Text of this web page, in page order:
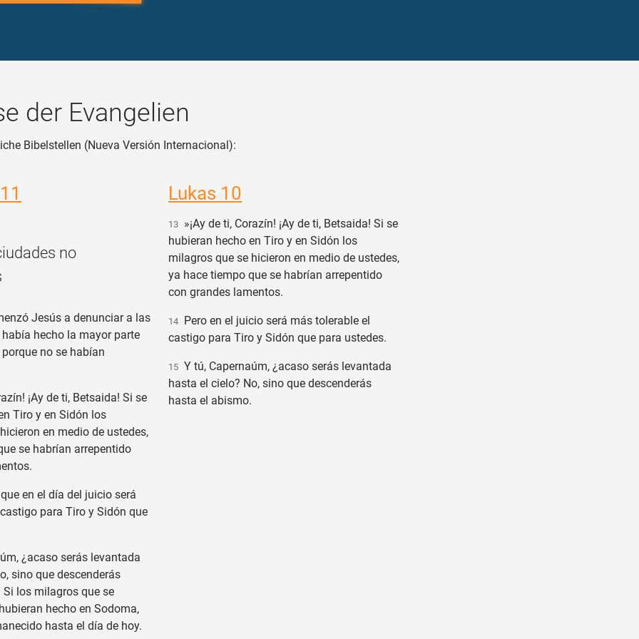
der Evangelien
Bibelstellen (Nueva Versión Internacional):
no
Jesús a denunciar a las
hecho la mayor parte
no se habían
¡Ay de ti, Betsaida! Si se
Tiro y en Sidón los
en medio de ustedes,
se habrían arrepentido
en el día del juicio será
para Tiro y Sidón que
¿acaso serás levantada
sino que descenderás
los milagros que se
hecho en Sodoma,
hasta el día de hoy.
Lukas 10
13 »¡Ay de ti, Corazín! ¡Ay de ti, Betsaida! Si se
hubieran hecho en Tiro y en Sidón los
milagros que se hicieron en medio de ustedes,
ya hace tiempo que se habrían arrepentido
con grandes lamentos.
14 Pero en el juicio será más tolerable el
castigo para Tiro y Sidón que para ustedes.
15 Y tú, Capernaúm, ¿acaso serás levantada
hasta el cielo? No, sino que descenderás
hasta el abismo.